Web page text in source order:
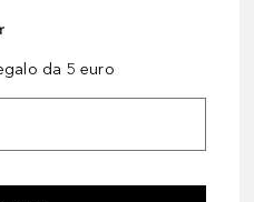
da 5 euro